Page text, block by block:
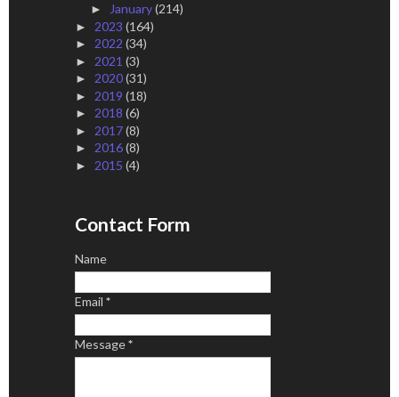
► January(214)
► 2023 (164)
► 2022 (34)
► 2021 (3)
► 2020(31)
► 2019 (18)
► 2018 (6)
► 2017(8)
► 2016(8)
► 2015 (4)
Contact Form
Name
Email *
Message*